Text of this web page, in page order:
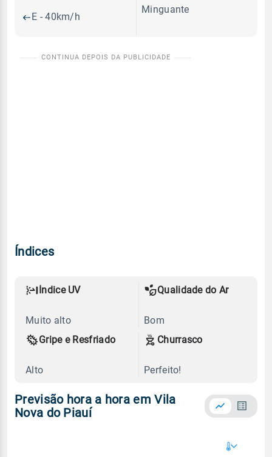
E - 40km/h
Minguante
Índices
Índice UV
Muito alto
Qualidade do Ar
Bom
Gripe e Resfriado
Alto
Churrasco
Perfeito!
Previsão hora a hora em Vila
Nova do Piauí